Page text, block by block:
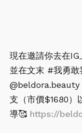
現在邀請你去在IG
並在文末 #我勇
@beldora.beauty
支（市價$1680）
導🥰 https://